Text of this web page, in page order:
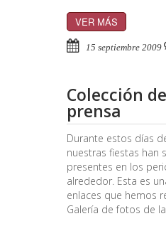
VER MÁS
15 septiembre 2009
Colección
prensa
Durante estos días
nuestras fiestas han
presentes en los
alrededor. Esta es
enlaces que hemos
Galería de fotos de